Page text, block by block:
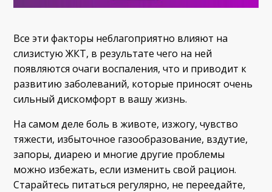
Все эти факторы неблагоприятно влияют на
слизистую ЖКТ, в результате чего на ней
появляются очаги воспаления, что и приводит к
развитию заболеваний, которые приносят очень
сильный дискомфорт в вашу жизнь.
На самом деле боль в животе, изжогу, чувство
тяжести, избыточное газообразование, вздутие,
запоры, диарею и многие другие проблемы
можно избежать, если изменить свой рацион.
Старайтесь питаться регулярно, не переедайте,